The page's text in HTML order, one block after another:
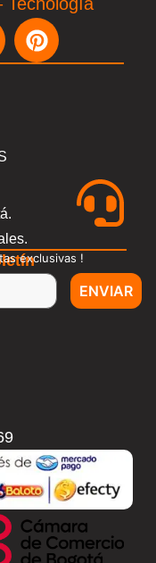
exclusivas !
ENVIAR